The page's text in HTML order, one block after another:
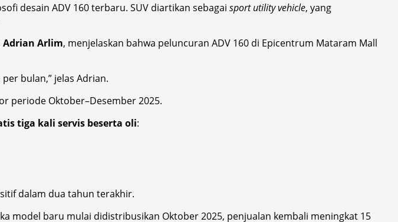
desain ADV 160 terbaru. SUV diartikan sebagai sport utility vehicle, yang
Adrian Arlim, menjelaskan bahwa peluncuran ADV 160 di Epicentrum Mataram Mall
bulan,” jelas Adrian.
periode Oktober–Desember 2025.
tiga kali servis beserta oli:
dalam dua tahun terakhir.
model baru mulai didistribusikan Oktober 2025, penjualan kembali meningkat 15